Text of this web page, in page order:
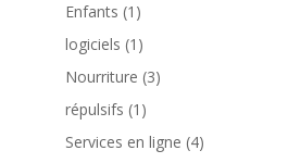
Enfants (1)
logiciels (1)
Nourriture (3)
répulsifs (1)
Services en ligne (4)